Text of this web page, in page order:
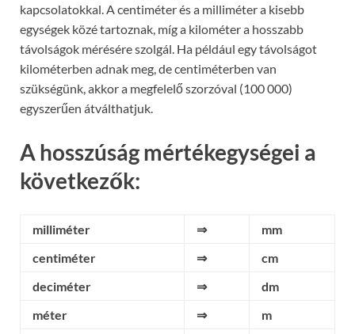
kapcsolatokkal. A centiméter és a milliméter a kisebb
egységek közé tartoznak, míg a kilométer a hosszabb
távolságok mérésére szolgál. Ha például egy távolságot
kilométerben adnak meg, de centiméterben van
szükségünk, akkor a megfelelő szorzóval (100 000)
egyszerűen átválthatjuk.
A hosszúság mértékegységei a
következők:
milliméter ⇒
mm
centiméter
⇒
cm
deciméter
⇒
dm
méter
⇒
m